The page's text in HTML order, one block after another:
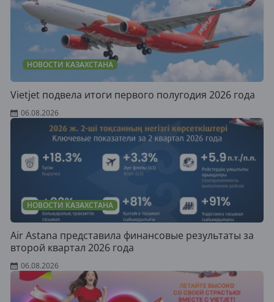
НОВОСТИ КАЗАХСТАНА
Vietjet подвела итоги первого полугодия 2026 года
06.08.2026
НОВОСТИ КАЗАХСТАНА
Air Astana представила финансовые результаты за
второй квартал 2026 года
06.08.2026